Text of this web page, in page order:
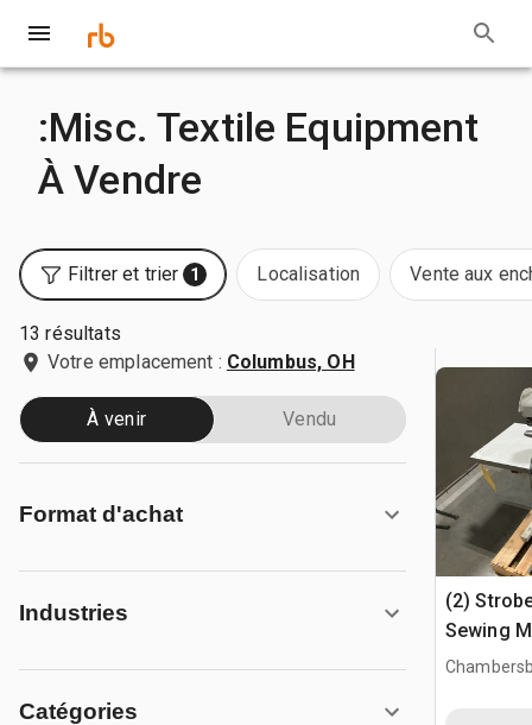
:Misc. Textile Equipment
À Vendre
Filtrer et trier 1 Localisation Vente aux
13 résultats
Votre emplacement : Columbus, OH
À venir Vendu
Format d'achat
Industries
Catégories
(2)
Sewing